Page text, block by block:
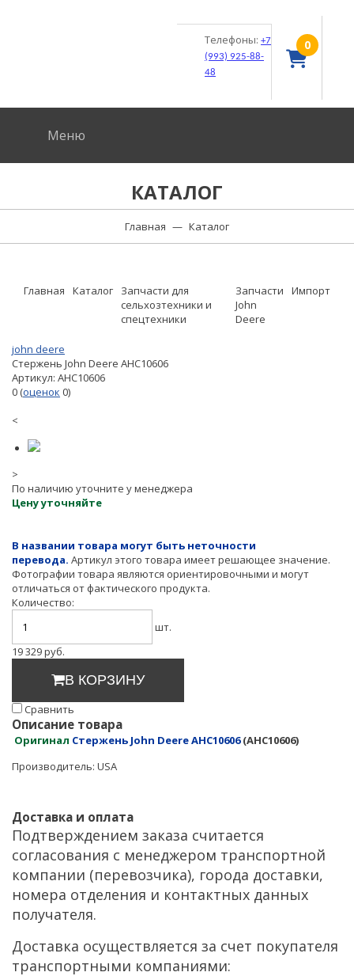
Телефоны: +7
(993) 925-88-
48
0
Меню
КАТАЛОГ
Главная — Каталог
Главная Каталог
Запчасти для
сельхозтехники и
спецтехники
Запчасти
John
Deere
Импорт
john deere
Стержень John Deere AHC10606
Артикул: AHC10606
0 (оценок 0)
<
>
По наличию уточните у менеджера
Цену уточняйте
В названии товара могут быть неточности
перевода. Артикул этого товара имеет решающее значение.
Фотографии товара являются ориентировочными и могут
отличаться от фактического продукта.
Количество:
шт.
19 329руб.
В КОРЗИНУ
Cравнить
Описание товара
Оригинал Стержень John Deere AHC10606(AHC10606)
Производитель: USA
Доставка и оплата
Подтверждением заказа считается
согласования с менеджером транспортной
компании (перевозчика), города доставки,
номера отделения и контактных данных
получателя.
Доставка осуществляется за счет покупателя
транспортными компаниями: